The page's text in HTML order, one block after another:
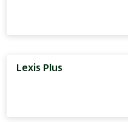
Lexis Plus